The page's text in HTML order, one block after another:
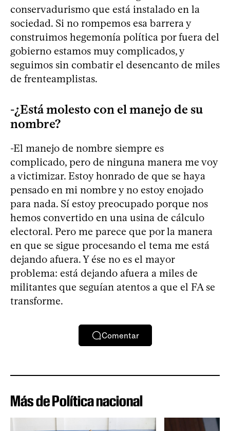
conservadurismo que está instalado en la
sociedad. Si no rompemos esa barrera y
construimos hegemonía política por fuera del
gobierno estamos muy complicados, y
seguimos sin combatir el desencanto de miles
de frenteamplistas.
-¿Está molesto con el manejo de su
nombre?
-El manejo de nombre siempre es
complicado, pero de ninguna manera me voy
a victimizar. Estoy honrado de que se haya
pensado en mi nombre y no estoy enojado
para nada. Sí estoy preocupado porque nos
hemos convertido en una usina de cálculo
electoral. Pero me parece que por la manera
en que se sigue procesando el tema me está
dejando afuera. Y ése no es el mayor
problema: está dejando afuera a miles de
militantes que seguían atentos a que el FA se
transforme.
Comentar
Más de Política nacional